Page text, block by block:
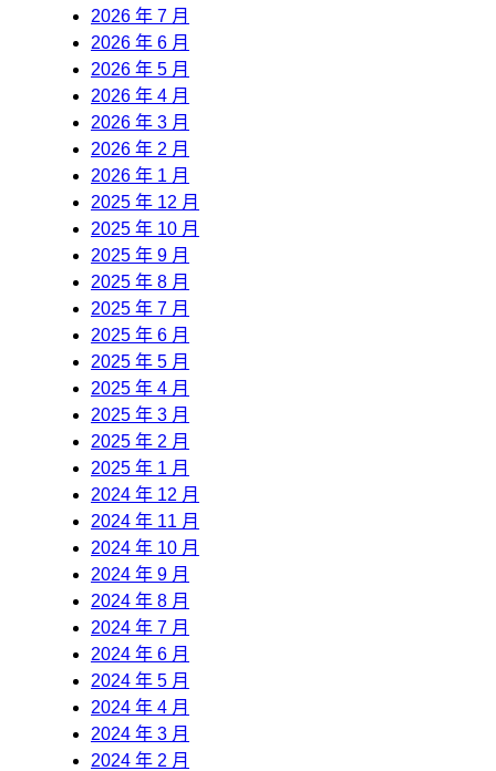
2026 年 7 月
2026 年 6 月
2026 年 5 月
2026 年 4 月
2026 年 3 月
2026 年 2 月
2026 年 1 月
2025 年 12 月
2025 年 10 月
2025 年 9 月
2025 年 8 月
2025 年 7 月
2025 年 6 月
2025 年 5 月
2025 年 4 月
2025 年 3 月
2025 年 2 月
2025 年 1 月
2024 年 12 月
2024 年 11 月
2024 年 10 月
2024 年 9 月
2024 年 8 月
2024 年 7 月
2024 年 6 月
2024 年 5 月
2024 年 4 月
2024 年 3 月
2024 年 2 月